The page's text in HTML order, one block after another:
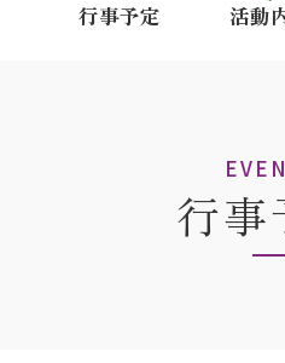
行事予定 活動
行事